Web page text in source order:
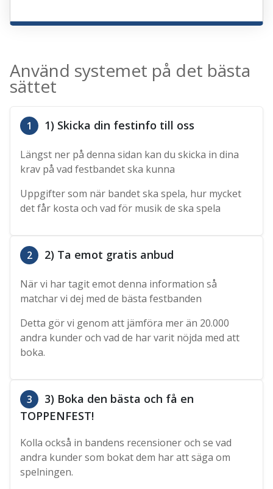
Använd systemet på det bästa
sättet
1 1) Skicka din festinfo till oss
Längst ner på denna sidan kan du skicka in dina
krav på vad festbandet ska kunna
Uppgifter som när bandet ska spela, hur mycket
det får kosta och vad för musik de ska spela
2 2) Ta emot gratis anbud
När vi har tagit emot denna information så
matchar vi dej med de bästa festbanden
Detta gör vi genom att jämföra mer än 20.000
andra kunder och vad de har varit nöjda med att
boka.
3
3) Boka den bästa och få en
TOPPENFEST!
Kolla också in bandens recensioner och se vad
andra kunder som bokat dem har att säga om
spelningen.